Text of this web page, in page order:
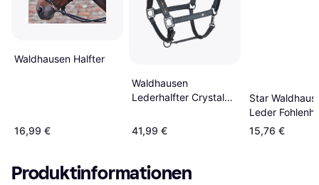
Waldhausen Halfter
16,99 €
Waldhausen
Lederhalfter Crystal
41,99 €
Star
Leder
schwarz
15,76 €
Produktinformationen